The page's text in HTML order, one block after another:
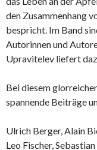
den Zusammenhang
bespricht. Im Band
Autorinnen und
Upravitelev liefert
Bei diesem
spannende Beiträge
Ulrich Berger, Alain
Leo Fischer,